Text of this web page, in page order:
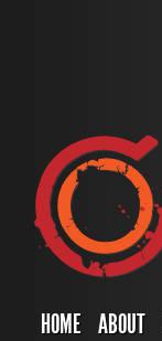
HOME ABOUT